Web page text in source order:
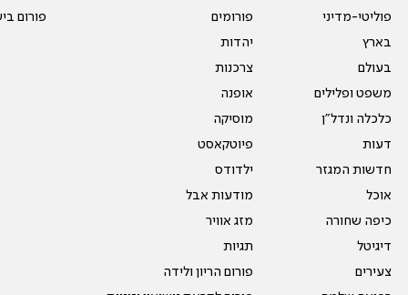
פוליטי-מדיני
בארץ
בעולם
משפט ופלילים
כלכלה ונדל"ן
דעות
חדשות המגזר
אוכל
כיפה שחורה
דיגיטל
צעירים
פורומים
יהדות
צרכנות
אופנה
מוסיקה
פיוטקאסט
ילדודס
מודעות אבל
מזג אוויר
תגיות
פורום הריון ולידה
פורום